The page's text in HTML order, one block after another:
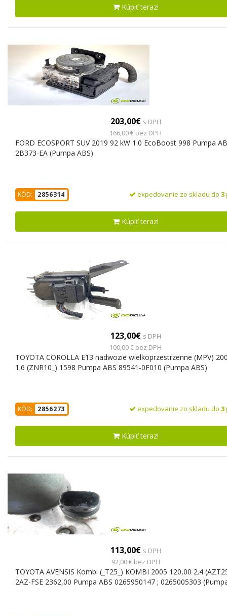
Kúpiť teraz!
203,00€ s DPH
166,00 € bez DPH
FORD ECOSPORT SUV 2019 92 kW 1.0 EcoBoost 998 Pumpa
2B373-EA (Pumpa ABS)
KÓD: 2856314 expedovanie zo skladu do 3
Kúpiť teraz!
123,00€ s DPH
100,00 € bez DPH
TOYOTA COROLLA E13 nadwozie wielkoprzestrzenne (MPV)
1.6 (ZNR10_) 1598 Pumpa ABS 89541-0F010 (Pumpa ABS)
KÓD: 2856273 expedovanie zo skladu do 3
Kúpiť teraz!
113,00€ s DPH
92,00 € bez DPH
TOYOTA AVENSIS Kombi (_T25_) KOMBI 2005 120,00 2.4
2AZ-FSE 2362,00 Pumpa ABS 0265950147 ; 0265005303